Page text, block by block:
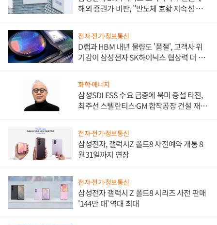
해외 증권가 비판, "반도체 호황 지속성 의
전자·전기·정보통신
D램과 HBM 내년 물량도 '품절', 고객사 위
기감이 삼성전자 SK하이닉스 협상력 더 키
화학·에너지
삼성SDI ESS 수요 급증에 북미 증설 타진,
최주선 스텔란티스·GM 합작공장 건설 재추
전자·전기·정보통신
삼성전자, 갤럭시Z 폴드8 사전예약 개통 8
월31일까지 연장
전자·전기·정보통신
삼성전자 갤럭시 Z 폴드8 시리즈 사전 판매
'144만 대' 역대 최대